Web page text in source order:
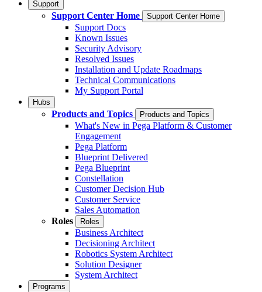
Support
Support Center Home Support Center Home
Support Docs
Known Issues
Security Advisory
Resolved Issues
Installation and Update Roadmaps
Technical Communications
My Support Portal
Hubs
Products and Topics Products and Topics
What's New in Pega Platform & Customer
Engagement
Pega Platform
Blueprint Delivered
Pega Blueprint
Constellation
Customer Decision Hub
Customer Service
Sales Automation
Roles
Roles
Business Architect
Decisioning Architect
Robotics System Architect
Solution Designer
System Architect
Programs